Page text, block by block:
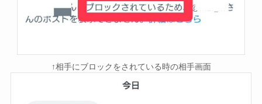
↑相手にブロックをされている時の相手画面